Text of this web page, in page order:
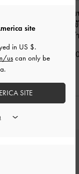
รองเท้าแตะแ
ประดับหัวเข็ม
สีด
฿2,190.00
site
in US $.
us can only be
SITE